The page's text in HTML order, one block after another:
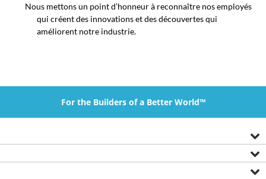
Nous mettons un point d’honneur à reconnaître nos employés
qui créent des innovations et des découvertes qui
améliorent notre industrie.
For the Builders of a Better World™